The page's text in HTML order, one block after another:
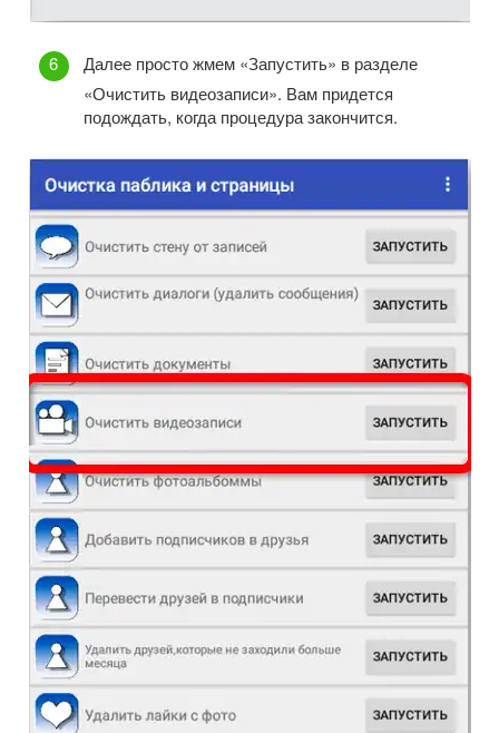
Далее просто жмем «Запустить» в разделе
«Очистить видеозаписи». Вам придется
подождать, когда процедура закончится.